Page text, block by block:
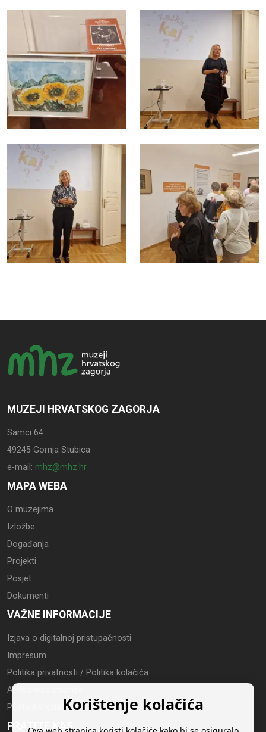
MUZEJI HRVATSKOG ZAGORJA
Samci 64
49245 Gornja Stubica
e-mail: mhz@mhz.hr
MAPA WEBA
O muzejima
Izložbe
Događanja
Projekti
Posjet
Dokumenti
VAŽNE INFORMACIJE
Izjava o digitalnoj pristupačnosti
Impresum
Politika privatnosti / Politika kolačića
Arhiva web stranice
Postavke kolačića
PRATITE NAS
Korištenje kolačića